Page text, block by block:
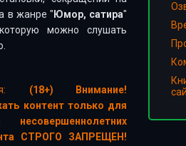
в жанре " Юмор, сатира"
можно слушать
(18+) Внимание!
контент только для
СТРОГО ЗАПРЕЩЕН!